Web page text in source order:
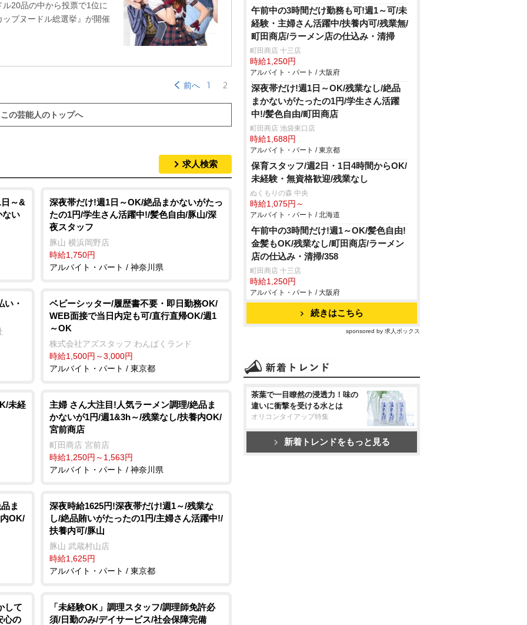
20品の中から投票で1位に
プヌードル総選挙』が開催
前へ 1 2
この芸能人のトップへ
求人検索
～&
ない
深夜帯だけ!週1日～OK/絶品まかないがたっ
たの1円/学生さん活躍中!/髪色自由/豚山/深
夜スタッフ
豚山 横浜岡野店
時給1,750円
アルバイト・パート / 神奈川県
い・
ベビーシッター/履歴書不要・即日勤務OK/
WEB面接で当日内定も可/直行直帰OK/週1
～OK
株式会社アズスタッフ わんぱくランド
時給1,500円～3,000円
アルバイト・パート / 東京都
未経
主婦 さん大注目!人気ラーメン調理/絶品ま
かないが1円/週1&3h～/残業なし/扶養内OK/
宮前商店
町田商店 宮前店
時給1,250円～1,563円
アルバイト・パート / 神奈川県
ま
OK/
深夜時給1625円!深夜帯だけ!週1～/残業な
し/絶品賄いがたったの1円/主婦さん活躍中!/
扶養内可/豚山
豚山 武蔵村山店
時給1,625円
アルバイト・パート / 東京都
して
心の
「未経験OK」調理スタッフ/調理師免許必
須/日勤のみ/デイサービス/社会保障完備
午前中の3時間だけ勤務も可!週1～可/未
経験・主婦さん活躍中/扶養内可/残業無/
町田商店/ラーメン店の仕込み・清掃
町田商店 十三店
時給1,250円
アルバイト・パート / 大阪府
深夜帯だけ!週1日～OK/残業なし/絶品
まかないがたったの1円/学生さん活躍
中!/髪色自由/町田商店
町田商店 池袋東口店
時給1,688円
アルバイト・パート / 東京都
保育スタッフ/週2日・1日4時間からOK/
未経験・無資格歓迎/残業なし
ぬくもりの森 中央
時給1,075円～
アルバイト・パート / 北海道
午前中の3時間だけ!週1～OK/髪色自由!
金髪もOK/残業なし/町田商店/ラーメン
店の仕込み・清掃/358
町田商店 十三店
時給1,250円
アルバイト・パート / 大阪府
続きはこちら
sponsored by 求人ボックス
茶葉で一目瞭然の浸透力！味の
違いに衝撃を受ける水とは
オリコンタイアップ特集
新着トレンドをもっと見る